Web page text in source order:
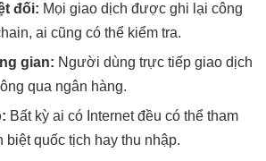
đối: Mọi giao dịch được ghi lại công
ai cũng có thể kiểm tra.
gian: Người dùng trực tiếp giao dịch
qua ngân hàng.
Bất kỳ ai có Internet đều có thể tham
biệt quốc tịch hay thu nhập.